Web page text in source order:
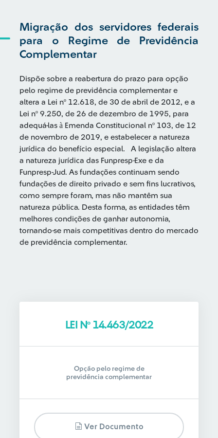
Migração dos servidores federais
para o Regime de Previdência
Complementar
Dispõe sobre a reabertura do prazo para opção
pelo regime de previdência complementar e
altera a Lei nº 12.618, de 30 de abril de 2012, e a
Lei nº 9.250, de 26 de dezembro de 1995, para
adequá-las à Emenda Constitucional nº 103, de 12
de novembro de 2019, e estabelecer a natureza
jurídica do benefício especial. A legislação altera
a natureza jurídica das Funpresp-Exe e da
Funpresp-Jud. As fundações continuam sendo
fundações de direito privado e sem fins lucrativos,
como sempre foram, mas não mantêm sua
natureza pública. Desta forma, as entidades têm
melhores condições de ganhar autonomia,
tornando-se mais competitivas dentro do mercado
de previdência complementar.
LEI Nº 14.463/2022
Opção pelo regime de
previdência complementar
Ver Documento